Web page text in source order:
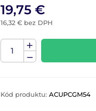
19,75 €
16,32 € bez DPH
Kód produktu: ACUPCGM54